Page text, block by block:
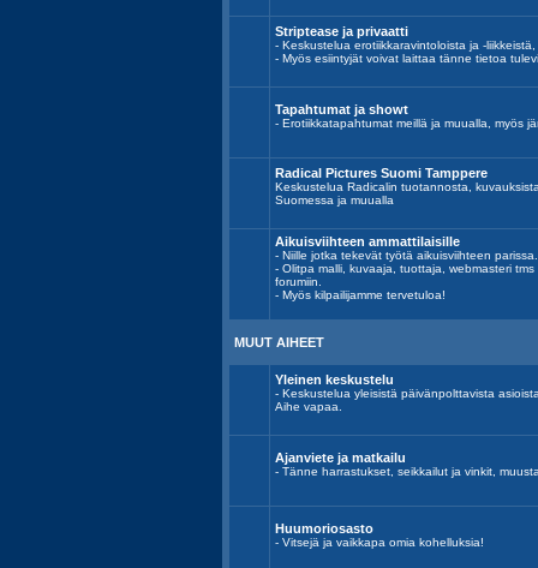
Striptease ja privaatti
- Keskustelua erotiikkaravintoloista ja -
- Myös esiintyjät voivat laittaa tänne tietoa
Tapahtumat ja showt
- Erotiikkatapahtumat meillä ja muualla, myös
Radical Pictures Suomi Tamppere
Keskustelua Radicalin tuotannosta,
Suomessa ja muualla
Aikuisviihteen ammattilaisille
- Niille jotka tekevät työtä aikuisviihteen parissa.
- Olitpa malli, kuvaaja, tuottaja, webmasteri
forumiin.
- Myös kilpailijamme tervetuloa!
MUUT AIHEET
Yleinen keskustelu
- Keskustelua yleisistä päivänpolttavista
Aihe vapaa.
Ajanviete ja matkailu
- Tänne harrastukset, seikkailut ja vinkit,
Huumoriosasto
- Vitsejä ja vaikkapa omia kohelluksia!